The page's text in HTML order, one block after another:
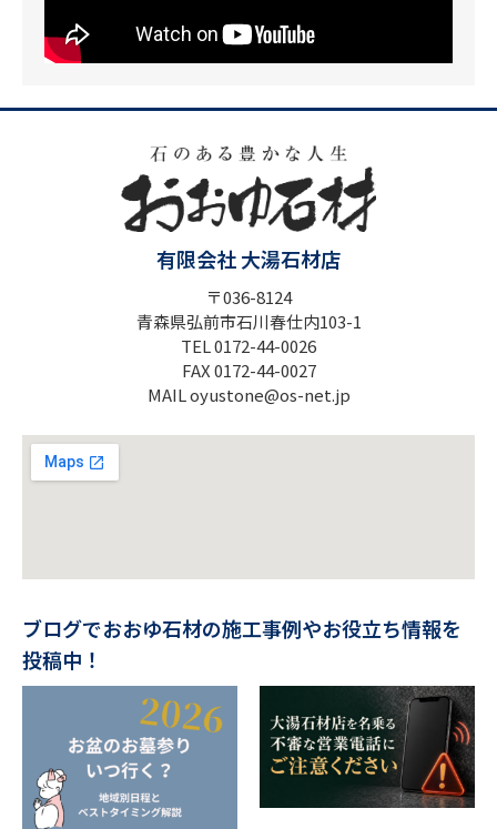
有限会社 大湯石材店
〒036-8124
青森県弘前市石川春仕内103-1
TEL 0172-44-0026
FAX 0172-44-0027
MAIL oyustone@os-net.jp
ブログでおおゆ石材の施工事例やお役立ち情報を
投稿中！